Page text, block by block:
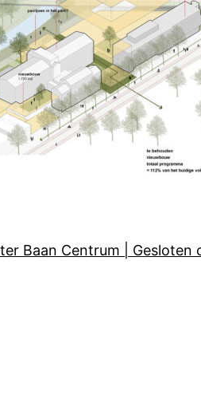
Baan Centrum |